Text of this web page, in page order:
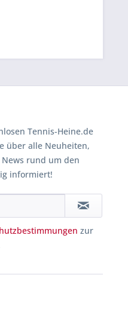
Tennis-Heine.de
über alle Neuheiten,
rund um den
informiert!
zur